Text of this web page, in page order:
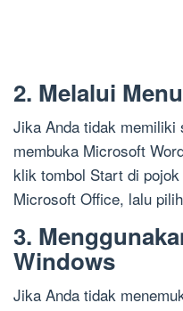
2. Melalui
Jika Anda tidak
membuka Microsoft
klik tombol Start di
Microsoft Office, lalu
3.
Windows
Jika Anda tidak